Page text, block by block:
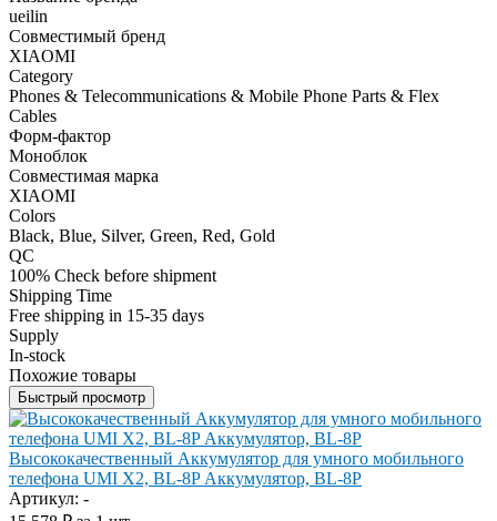
ueilin
Совместимый бренд
XIAOMI
Category
Phones & Telecommunications & Mobile Phone Parts & Flex
Cables
Форм-фактор
Моноблок
Совместимая марка
XIAOMI
Colors
Black, Blue, Silver, Green, Red, Gold
QC
100% Check before shipment
Shipping Time
Free shipping in 15-35 days
Supply
In-stock
Похожие товары
Быстрый просмотр
Высококачественный Аккумулятор для умного мобильного
телефона UMI X2, BL-8P Аккумулятор, BL-8P
Артикул: -